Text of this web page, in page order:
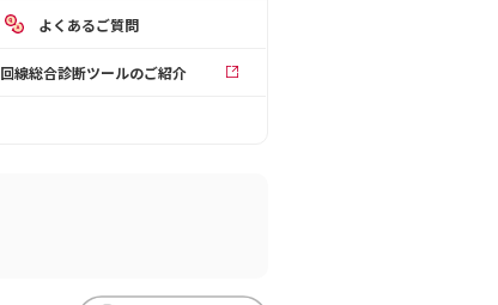
よくあるご質問
回線総合診断ツールのご紹介